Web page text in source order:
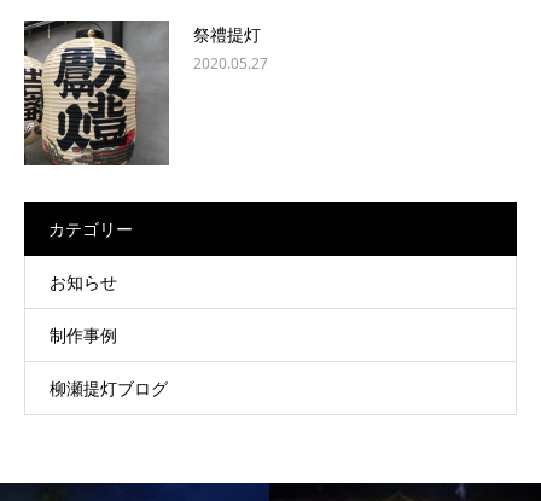
祭禮提灯
2020.05.27
カテゴリー
お知らせ
制作事例
柳瀬提灯ブログ